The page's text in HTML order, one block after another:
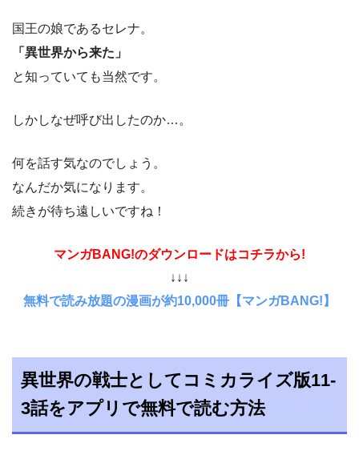
国王の娘であるセレナ。
「異世界から来た」
と知っていても当然です。
しかしなぜ呼び出したのか…。
何を話す気なのでしょう。
なんだか気になります。
続きが待ち遠しいですね！
マンガBANG!のダウンロードはコチラから!
↓↓↓
無料で読み放題の漫画が約10,000冊【マンガBANG!】
異世界の戦士としてコミカライズ版11-
3話をアプリで無料で読む方法